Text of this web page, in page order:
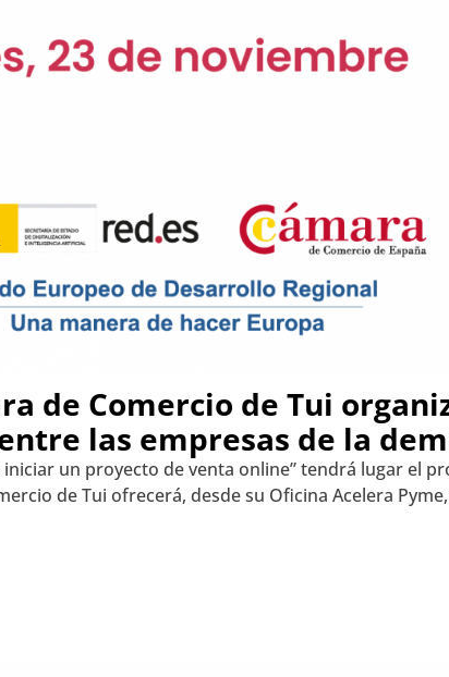
de Comercio de Tui
las empresas de la
iniciar un proyecto de venta online” tendrá lugar el
de Tui ofrecerá, desde su Oficina Acelera